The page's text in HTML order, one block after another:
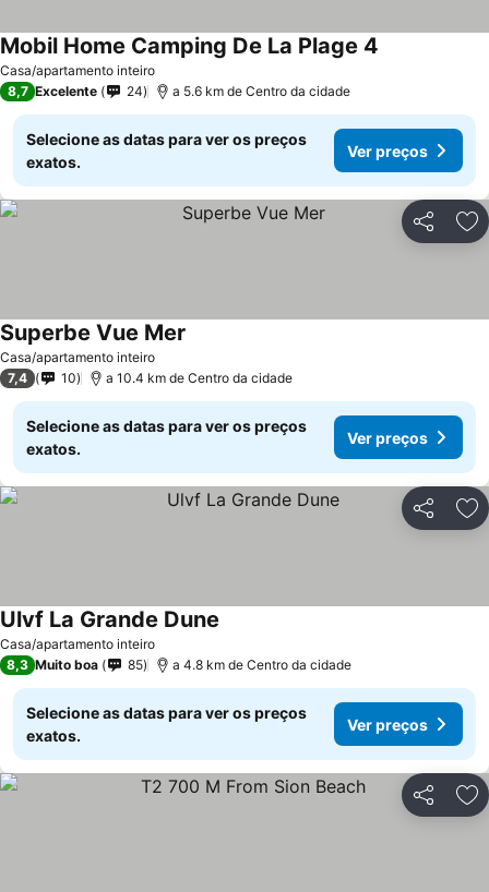
Casa/apartamento inteiro
Mobil Home Camping De La Plage 4
8,7 Excelente 24 a 5.6 km de Centro da cidade
Selecione as datas para ver os preços
exatos.
Ver preços
Partilhar
Casa/apartamento inteiro
Superbe Vue Mer
7,4 10 a 10.4 km de Centro da cidade
Selecione as datas para ver os preços
exatos.
Ver preços
Partilhar
Casa/apartamento inteiro
Ulvf La Grande Dune
8,3 Muito boa 85 a 4.8 km de Centro da cidade
Selecione as datas para ver os preços
exatos.
Ver preços
Partilhar